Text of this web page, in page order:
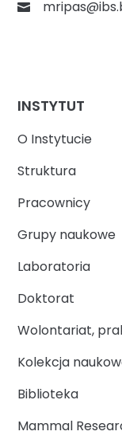
INSTYTUT
O Instytucie
Struktura
Pracownicy
Grupy naukowe
Laboratoria
Doktorat
Wolontariat,
Kolekcja
Biblioteka
Mammal